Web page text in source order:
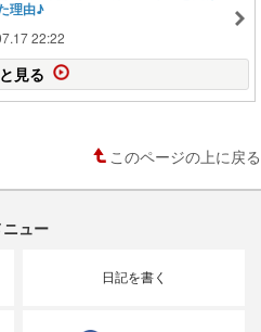
理由♪
22:22
見る
このページの上に戻る
ニュー
日記を書く